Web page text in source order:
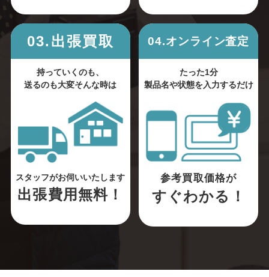
03.出張買取
持っていくのも、
送るのも大変そんな時は
スタッフがお伺いいたします
出張費用無料！
04.オンライン査定
たった1分
製品名や状態を入力するだけ
参考買取価格が
すぐわかる！